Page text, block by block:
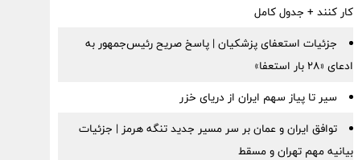
کار کنند + جدول کامل
جزئیات استعفای پزشکیان | پاسخ صریح رئیس‌جمهور به
ادعای «۲۸ بار استعفا»
سیر تا پیاز سهم ایران از دریای خزر
توافق ایران و عمان بر سر مسیر جدید تنگه هرمز | جزئیات
بیانیه مهم تهران و مسقط